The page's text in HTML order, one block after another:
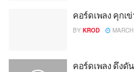
คอร์ดเพลง คุกเ
BY KROD
คอร์ดเพลง ดึงดั